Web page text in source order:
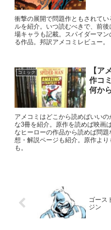
衝撃の展開で問題作ともされて
ルを紹介。いつ読むべきで、前
場キャラも記載。スパイダーマ
る作品。邦訳アメコミレビュー。
コミック
【ア
作コ
何か
アメコミはどこから読めばいい
な3冊を紹介。原作を読めば映画
なヒーローの作品から読めば問
想・解説ページも紹介。原作よ
も。
ゴース
ジン